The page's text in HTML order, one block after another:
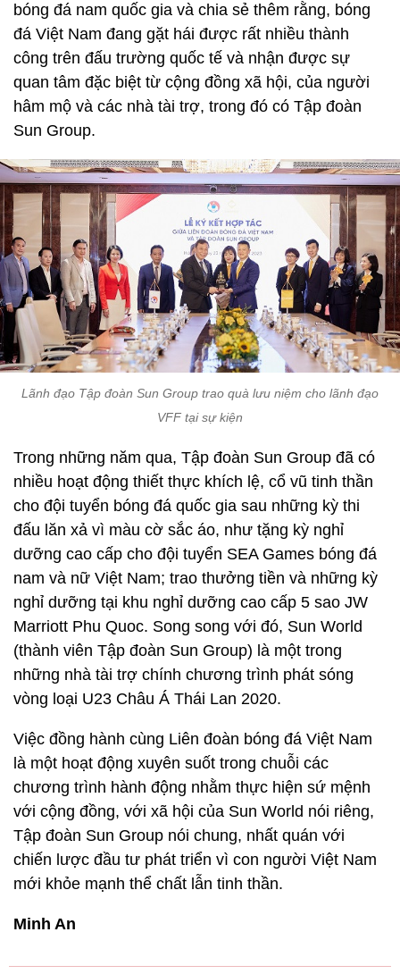
bóng đá nam quốc gia và chia sẻ thêm rằng, bóng
đá Việt Nam đang gặt hái được rất nhiều thành
công trên đấu trường quốc tế và nhận được sự
quan tâm đặc biệt từ cộng đồng xã hội, của người
hâm mộ và các nhà tài trợ, trong đó có Tập đoàn
Sun Group.
Lãnh đạo Tập đoàn Sun Group trao quà lưu niệm cho lãnh đạo
VFF tại sự kiện
Trong những năm qua, Tập đoàn Sun Group đã có
nhiều hoạt động thiết thực khích lệ, cổ vũ tinh thần
cho đội tuyển bóng đá quốc gia sau những kỳ thi
đấu lăn xả vì màu cờ sắc áo, như tặng kỳ nghỉ
dưỡng cao cấp cho đội tuyển SEA Games bóng đá
nam và nữ Việt Nam; trao thưởng tiền và những kỳ
nghỉ dưỡng tại khu nghỉ dưỡng cao cấp 5 sao JW
Marriott Phu Quoc. Song song với đó, Sun World
(thành viên Tập đoàn Sun Group) là một trong
những nhà tài trợ chính chương trình phát sóng
vòng loại U23 Châu Á Thái Lan 2020.
Việc đồng hành cùng Liên đoàn bóng đá Việt Nam
là một hoạt động xuyên suốt trong chuỗi các
chương trình hành động nhằm thực hiện sứ mệnh
với cộng đồng, với xã hội của Sun World nói riêng,
Tập đoàn Sun Group nói chung, nhất quán với
chiến lược đầu tư phát triển vì con người Việt Nam
mới khỏe mạnh thể chất lẫn tinh thần.
Minh An